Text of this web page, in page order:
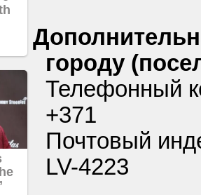
городу
Телефонный
+371
Почтовый
LV-4223